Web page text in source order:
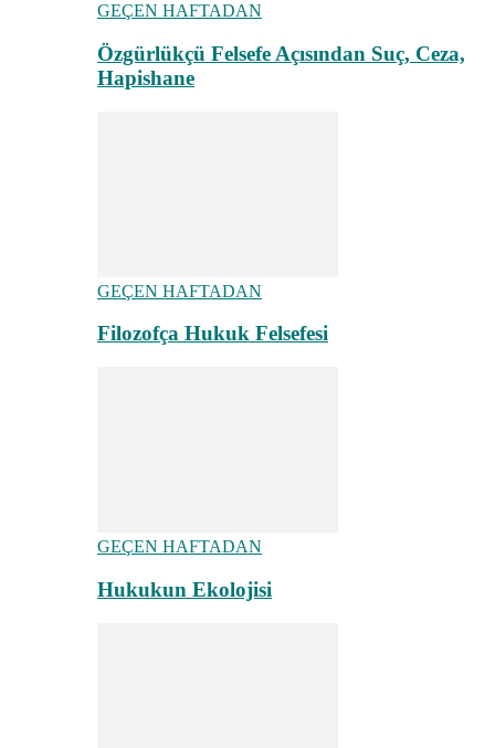
GEÇEN HAFTADAN
Özgürlükçü Felsefe Açısından Suç, Ceza,
Hapishane
GEÇEN HAFTADAN
Filozofça Hukuk Felsefesi
GEÇEN HAFTADAN
Hukukun Ekolojisi